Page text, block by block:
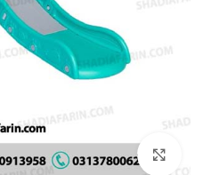
بزرگنمایی تصویر